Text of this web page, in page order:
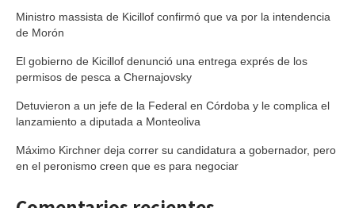
Ministro massista de Kicillof confirmó que va por la intendencia
de Morón
El gobierno de Kicillof denunció una entrega exprés de los
permisos de pesca a Chernajovsky
Detuvieron a un jefe de la Federal en Córdoba y le complica el
lanzamiento a diputada a Monteoliva
Máximo Kirchner deja correr su candidatura a gobernador, pero
en el peronismo creen que es para negociar